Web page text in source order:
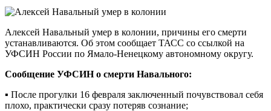
Алексей Навальный умер в колонии, причины его смерти
устанавливаются. Об этом сообщает ТАСС со ссылкой на
УФСИН России по Ямало-Ненецкому автономному округу.
Сообщение УФСИН о смерти Навального:
▪️ После прогулки 16 февраля заключенный почувствовал себя
плохо, практически сразу потеряв сознание;